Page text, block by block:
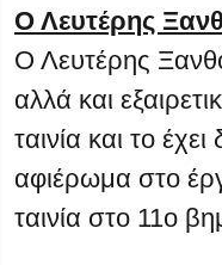
Ο Λευτέρης
Ο Λευτέρης
αλλά και
ταινία και το
αφιέρωμα στο
ταινία στο 11ο